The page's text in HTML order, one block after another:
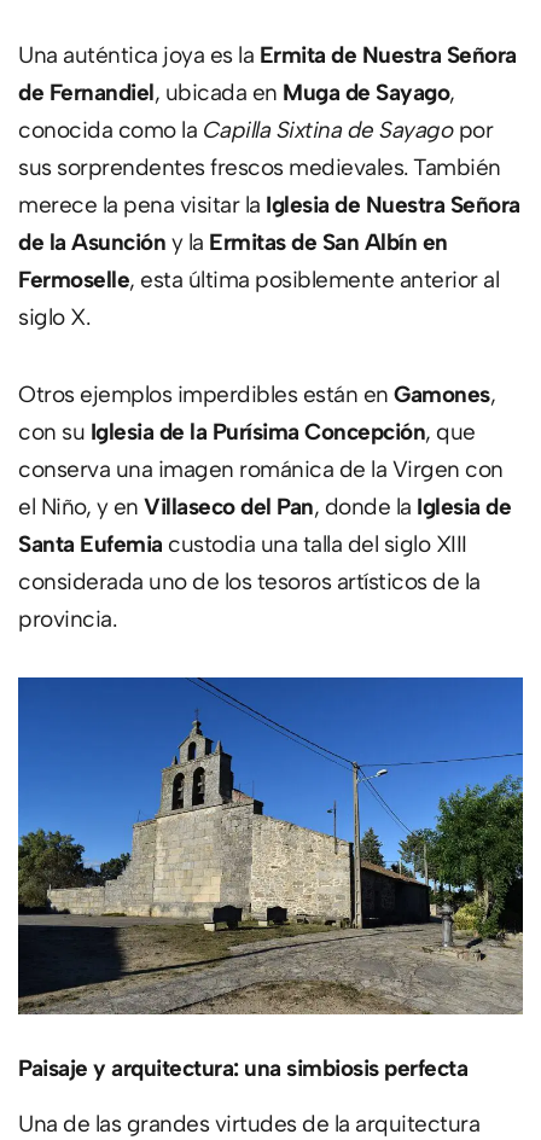
Una auténtica joya es la Ermita de Nuestra Señora
de Fernandiel, ubicada en Muga de Sayago,
conocida como la Capilla Sixtina de Sayagopor
sus sorprendentes frescos medievales. También
merece la pena visitar la Iglesia de Nuestra Señora
de la Asunción y la Ermitas de San Albín en
Fermoselle, esta última posiblemente anterior al
siglo X.
Otros ejemplos imperdibles están en Gamones,
con su Iglesia de la Purísima Concepción, que
conserva una imagen románica de la Virgen con
el Niño, y en Villaseco del Pan, donde la Iglesia de
Santa Eufemia custodia una talla del siglo XIII
considerada uno de los tesoros artísticos de la
provincia.
Paisaje y arquitectura: una simbiosis perfecta
Una de las grandes virtudes de la arquitectura